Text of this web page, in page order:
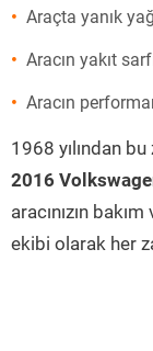
Araçta yanık
Aracın yakıt
Aracın
1968 yılından
2016
aracınızın
ekibi olarak her